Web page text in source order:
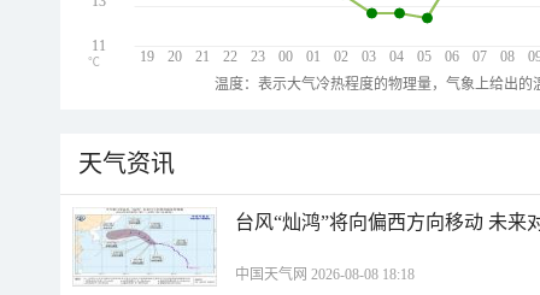
19 20 21 22 23 00 01 02 03 04 05 06 07 08
11
℃
温度：表示大气冷热程度的物理量，气象上给出
天气资讯
台风“灿鸿”将向偏西方向移动 未来
中国天气网 2026-08-08 18:18